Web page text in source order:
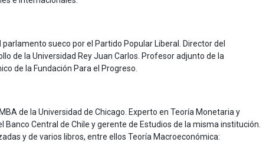
sueco por el Partido Popular Liberal. Director del
de la Universidad Rey Juan Carlos. Profesor adjunto de la
de la Fundación Para el Progreso.
de la Universidad de Chicago. Experto en Teoría Monetaria y
Central de Chile y gerente de Estudios de la misma institución.
y de varios libros, entre ellos Teoría Macroeconómica: